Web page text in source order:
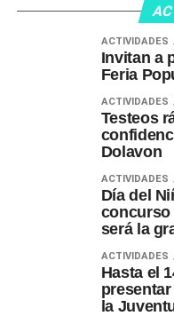
ACTIVIDADES
Invitan a
Feria
ACTIVIDADES
Testeos
Dolavon
ACTIVIDADES
Día del
concurso
será la
ACTIVIDADES
Hasta el
la